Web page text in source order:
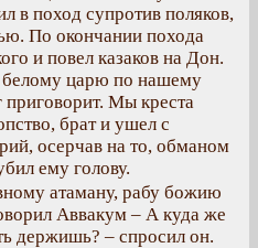
в поход супротив поляков,
По окончании похода
и повел казаков на Дон.
царю по нашему
приговорит. Мы креста
брат и ушел с
осерчав на то, обманом
ему голову.
атаману, рабу божию
Аввакум – А куда же
держишь? – спросил он.